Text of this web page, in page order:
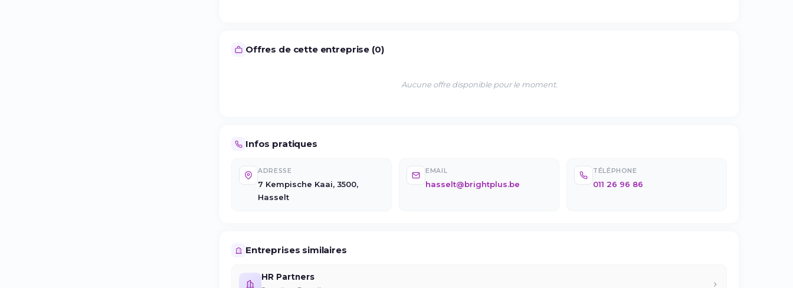
Offres de cette entreprise (0)
Aucune offre disponible pour le moment.
Infos pratiques
ADRESSE
7 Kempische Kaai, 3500,
Hasselt
EMAIL
hasselt@brightplus.be
TÉLÉPHONE
011 26 96 86
Entreprises similaires
HR Partners